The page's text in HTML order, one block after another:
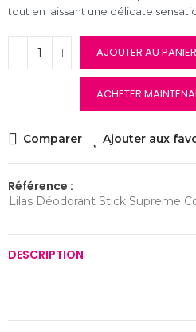
tout en laissant une délicate
AJOUTER AU PANIER
ACHETER
Comparer Ajouter aux
Référence :
Lilas Déodorant Stick Supreme
DESCRIPTION